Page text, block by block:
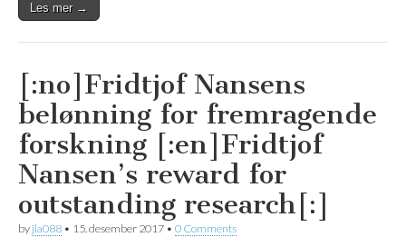
Les mer →
[:no]Fridtjof Nansens
belønning for fremragende
forskning [:en]Fridtjof
Nansen’s reward for
outstanding research[:]
by jla088 • 15. desember 2017 • 0 Comments